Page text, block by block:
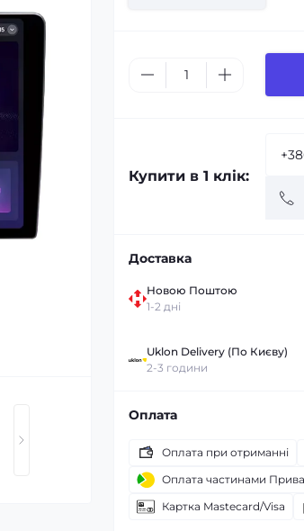
Купити в 1 клік:
Доставка
Новою Поштою
1-2 дні
Uklon Delivery (По Києву)
2-3 години
Оплата
Оплата при отриманні
Оплата частинами
Картка Mastecard/Visa